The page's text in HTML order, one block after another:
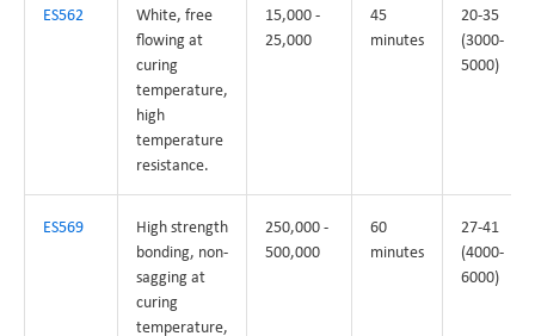
ES562
White, free
flowing at
curing
temperature,
high
temperature
resistance.
15,000 -
25,000
45
minutes
20-35
(3000-
5000)
ES569
High strength
bonding, non-
sagging at
curing
temperature,
250,000 -
500,000
60
minutes
27-41
(4000-
6000)